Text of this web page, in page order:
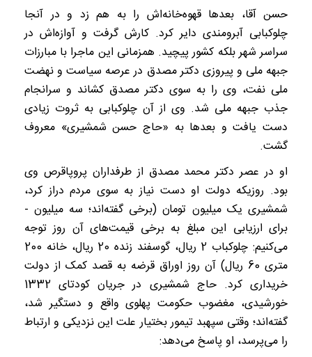
حسن آقا، بعد‌ها قهوه‌خانه‌اش را به هم زد و در آنجا
چلوکبابی آبرومندی دایر کرد. کارش گرفت و آوازه‌اش در
سراسر شهر بلکه کشور پیچید. همزمانی این ماجرا با مبارزات
جبهه ملی و پیروزی دکتر مصدق در عرصه سیاست و نهضت
ملی نفت، وی را به سوی دکتر مصدق کشاند و سرانجام
جذب جبهه ملی شد. وی از آن چلوکبابی به ثروت زیادی
دست یافت و بعد‌ها به «حاج حسن شمشیری» معروف
گشت.
او در عصر دکتر محمد مصدق از طرفداران پروپاقرص وی
بود. روزیکه دولت او دست نیاز به سوی مردم دراز کرد،
شمشیری یک میلیون تومان (برخی گفته‌اند؛ سه میلیون -
برای ارزیابی این مبلغ به برخی قیمت‌های آن روز توجه
می‌کنیم: چلوکباب 2 ریال، گوسفند زنده 20 ریال، خانه 200
متری 60 ریال) آن روز اوراق قرضه به قصد کمک از دولت
خریداری کرد. حاج شمشیری در جریان کودتای 1332
خورشیدی، مغضوب حکومت پهلوی واقع و دستگیر شد،
گفته‌اند؛ وقتی سپهبد تیمور بختیار علت این نزدیکی و ارتباط
را می‌پرسد، او پاسخ می‌دهد: